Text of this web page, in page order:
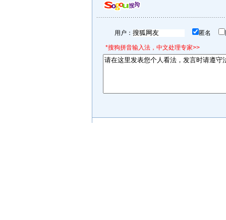
用户： 匿名
*搜狗拼音输入法，中文处理专家>>